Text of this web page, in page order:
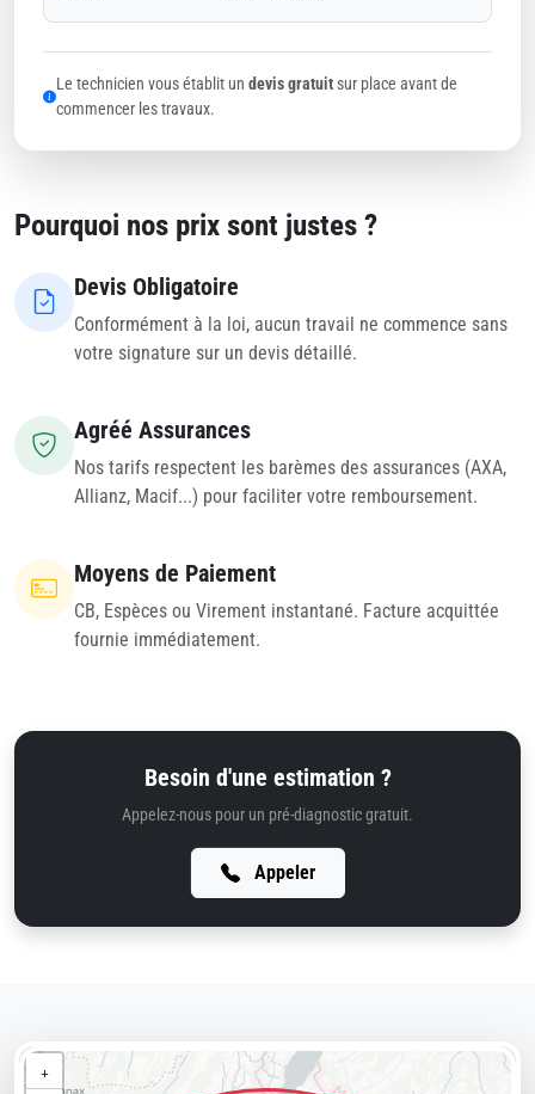
Le technicien vous établit un devis gratuitsur place avant de
commencer les travaux.
Pourquoi nos prix sont justes ?
Devis Obligatoire
Conformément à la loi, aucun travail ne commence sans
votre signature sur un devis détaillé.
Agréé Assurances
Nos tarifs respectent les barèmes des assurances (AXA,
Allianz, Macif...) pour faciliter votre remboursement.
Moyens de Paiement
CB, Espèces ou Virement instantané. Facture acquittée
fournie immédiatement.
Besoin d'une estimation ?
Appelez-nous pour un pré-diagnostic gratuit.
Appeler
+